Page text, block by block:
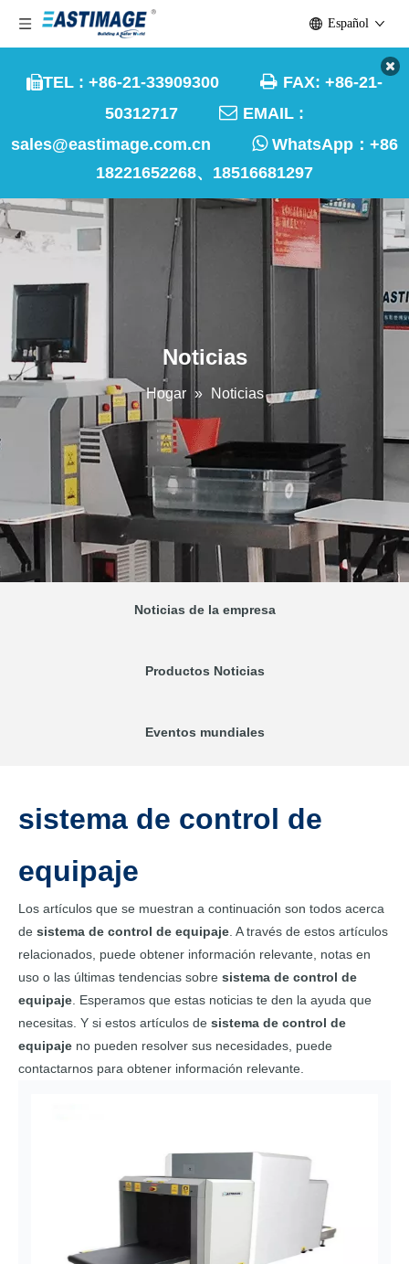
TEL : +86-21-33909300  FAX: +86-21-
50312717  EMAIL :
sales@eastimage.com.cn
WhatsApp： +86
18221652268、18516681297
Español
Noticias
Hogar » Noticias
Noticias de la empresa
Productos Noticias
Eventos mundiales
sistema de control de
equipaje
Los artículos que se muestran a continuación son todos acerca
de sistema de control de equipaje . A través de estos artículos
relacionados, puede obtener información relevante, notas en
uso o las últimas tendencias sobre sistema de control de
equipaje . Esperamos que estas noticias te den la ayuda que
necesitas. Y si estos artículos de sistema de control de
equipaje no pueden resolver sus necesidades, puede
contactarnos para obtener información relevante.